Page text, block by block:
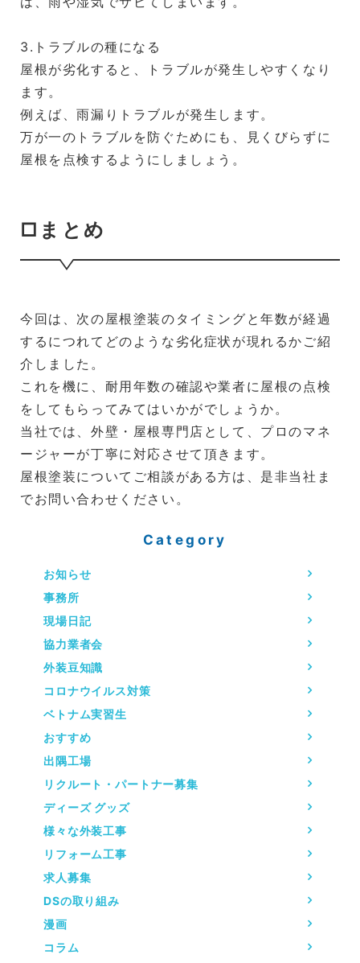
3.トラブルの種になる
屋根が劣化すると、トラブルが発生しやすくなり
ます。
例えば、雨漏りトラブルが発生します。
万が一のトラブルを防ぐためにも、見くびらずに
屋根を点検するようにしましょう。
□まとめ
今回は、次の屋根塗装のタイミングと年数が経過
するにつれてどのような劣化症状が現れるかご紹
介しました。
これを機に、耐用年数の確認や業者に屋根の点検
をしてもらってみてはいかがでしょうか。
当社では、外壁・屋根専門店として、プロのマネ
ージャーが丁寧に対応させて頂きます。
屋根塗装についてご相談がある方は、是非当社ま
でお問い合わせください。
Category
お知らせ
事務所
現場日記
協力業者会
外装豆知識
コロナウイルス対策
ベトナム実習生
おすすめ
出隅工場
リクルート・パートナー募集
ディーズ グッズ
様々な外装工事
リフォーム工事
求人募集
DSの取り組み
漫画
コラム